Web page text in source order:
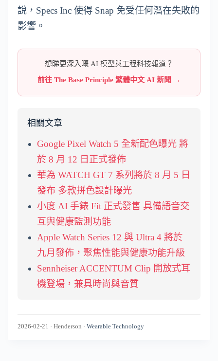
說，Specs Inc 使得 Snap 免受任何潛在失敗的
影響。
想睇更深入嘅 AI 模型與工程科技報道？
前往 The Base Principle 繁體中文 AI 新聞 →
相關文章
Google Pixel Watch 5 全新配色曝光 將
於 8 月 12 日正式發佈
華為 WATCH GT 7 系列將於 8 月 5 日
發布 多款拼色設計曝光
小度 AI 手錶 Fit 正式發售 具備語音交
互與健康監測功能
Apple Watch Series 12 與 Ultra 4 將於
九月發佈，聚焦性能與健康功能升級
Sennheiser ACCENTUM Clip 開放式耳
機登場，兼具時尚與音質
2026-02-21 · Henderson · Wearable Technology